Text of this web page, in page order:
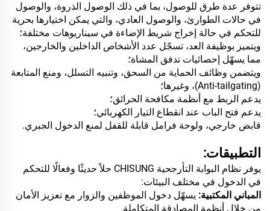
تتوفر عدة طرق للوصول، بما في ذلك الوصول الذروة، والوصول
في حالات الطوارئ، والوصول العادي، والتي يمكن اختيارها بحرية
للتحكم في حالة إخراج شريط الإضاءة في سيناريوهات مختلفة؛
ويتميز بوظيفة العد، تسجّل عدد الأشخاص الداخلين والخارجين،
مما يسهّل إحصائيات تدفق المشاة؛
ويتضمن وظائف الحماية من السحق، وتنبيه التسلل، ومنع المتابعة
(Anti-tailgating)، وغيرها؛
يدعم الربط مع أنظمة مكافحة الحرائق؛
يدعم فتح الباب عند انقطاع التيار الكهربائي؛
قابض خارجي، ولوحة فرامل قابلة للقفل لمنع الدخول الجبري.
التطبيقات:
يوفر نظام البوابة التأرجحية CHISUNG حلاً حديثًا وفعالًا للتحكم
في الدخول في مختلف البيئات:
المباني المكتبية: يسهّل دخول الموظفين والزوار مع تعزيز الأمان
من خلال أنظمة المصادقة المتكاملة.